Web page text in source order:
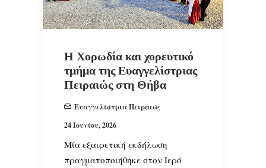
Η Χορωδία και χορευτικό
τμήμα της Ευαγγελίστριας
Πειραιώς στη Θήβα
Ευαγγελίστρια Πειραιώς
24 Ιουνίου, 2026
Μία εξαιρετική εκδήλωση
πραγματοποιήθηκε στον Ιερό